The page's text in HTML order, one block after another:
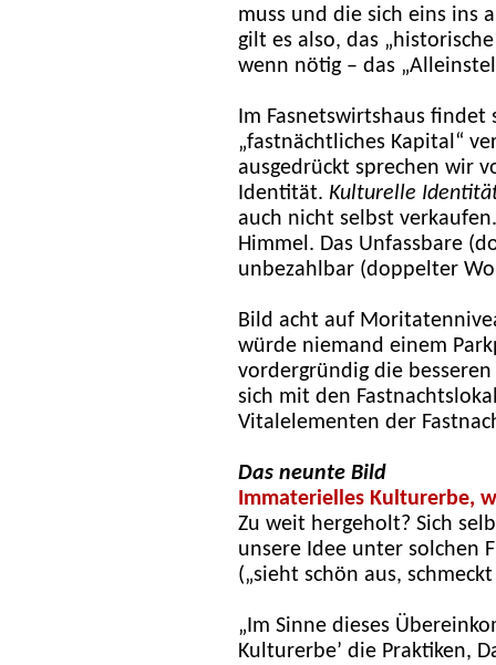
muss und die sich eins ins
gilt es also, das
wenn nötig – das
Im Fasnetswirtshaus findet
„fastnächtliches Kapital“
ausgedrückt sprechen wir
Identität. Kulturelle
auch nicht selbst
Himmel. Das Unfassbare
unbezahlbar (doppelter
Bild acht auf
würde niemand einem
vordergründig die
sich mit den
Vitalelementen der
Das neunte Bild
Immaterielles Kulturerbe,
Zu weit hergeholt? Sich
unsere Idee unter solchen
(„sieht schön aus,
„Im Sinne dieses
Kulturerbe’ die Praktiken,